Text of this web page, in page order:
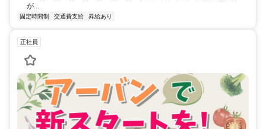
が...
固定時間制 交通費支給 昇給あり
正社員